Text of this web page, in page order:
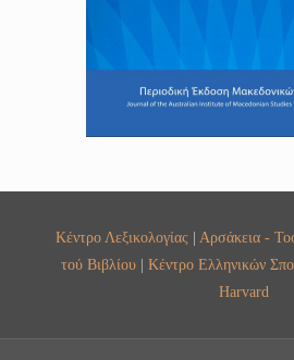
Κέντρο Λεξικολογίας | Αρσάκεια -
τού Βιβλίου | Κέντρο Ελληνικών
Harvard